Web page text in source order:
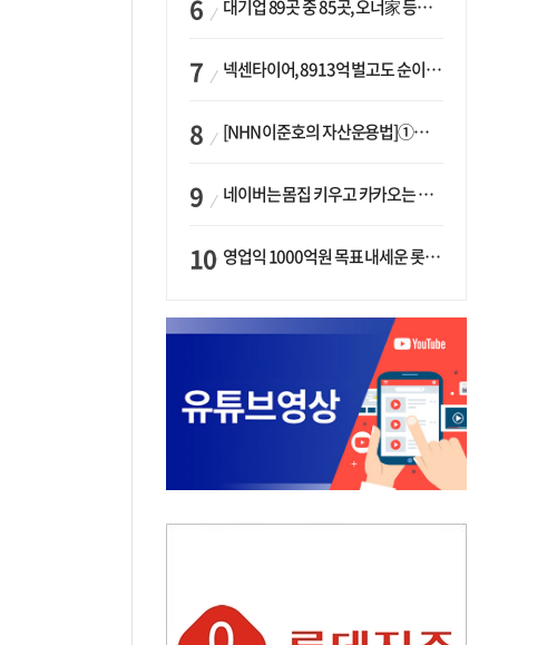
대기업 89곳 중 85곳, 오너家 등기임원 겸직…BS 46곳·SM 45곳 ‘족벌경영’ 고착화
넥센타이어, 8913억 벌고도 순이익 2억…유럽 세부담에 이익 증발
[NHN 이준호의 자산운용법]①이니시오·JLC ‘부동산’-JLC파트너스 ‘투자’…“부동산 담보대출로 투자재원 확보”
네이버는 몸집 키우고 카카오는 줄였다…‘역대급 실적’에 성장전략은 ‘극과 극’
영업익 1000억원 목표 내세운 롯데마트…하반기 ‘오카도’ 시험대